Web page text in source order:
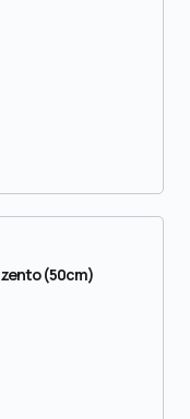
(50cm)